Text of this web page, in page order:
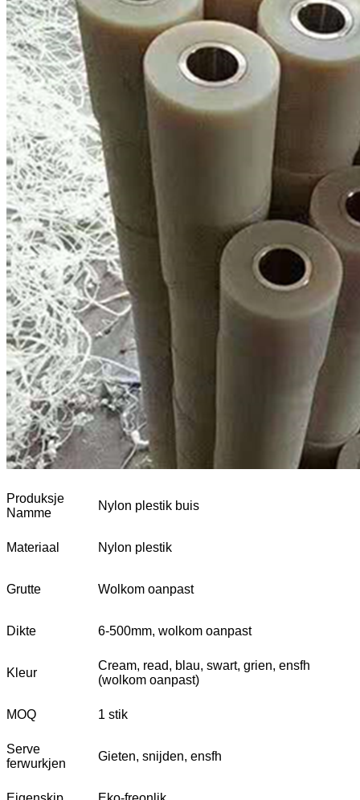
Produksje
Namme
Nylon plestik buis
Materiaal Nylon plestik
Grutte Wolkom oanpast
Dikte 6-500mm, wolkom oanpast
Kleur
Cream, read, blau, swart, grien, ensfh
(wolkom oanpast)
MOQ 1 stik
Serve
ferwurkjen
Gieten, snijden, ensfh